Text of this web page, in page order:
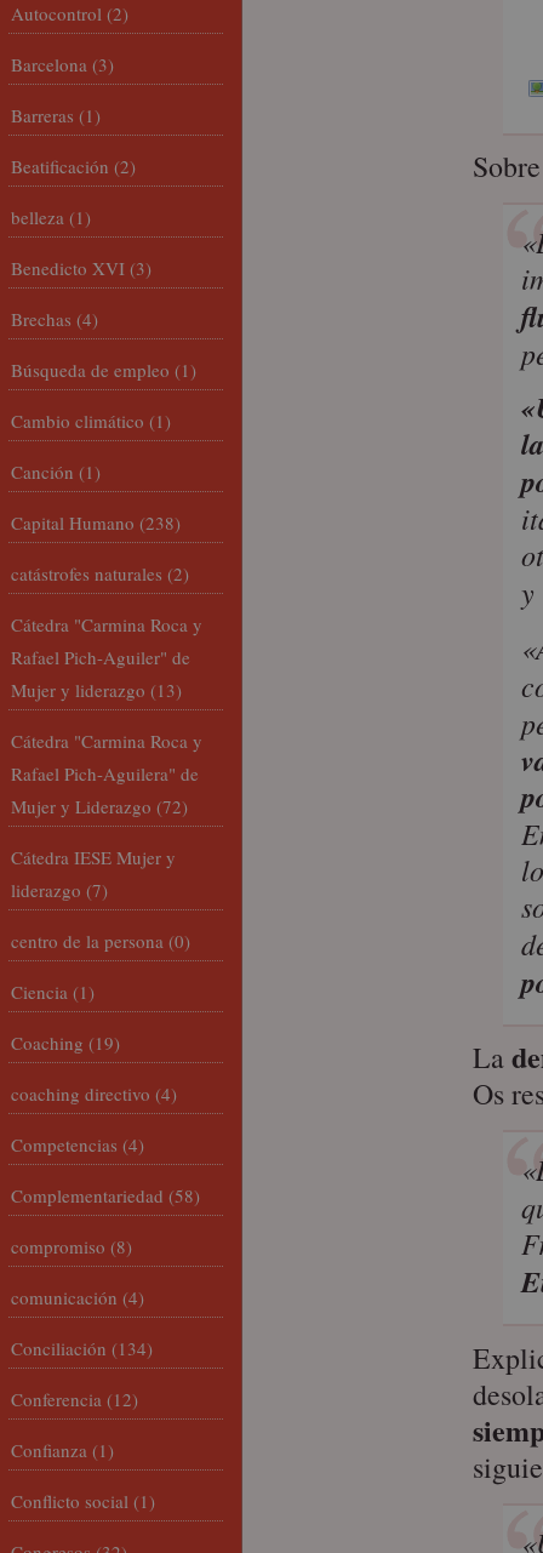
La
Os
Autocontrol (2)
Barcelona (3)
Barreras (1)
Beatificación (2)
belleza (1)
Benedicto XVI (3)
Brechas (4)
Búsqueda de empleo (1)
Cambio climático (1)
Canción (1)
Capital Humano (238)
catástrofes naturales (2)
Cátedra "Carmina Roca y
Rafael Pich-Aguiler" de
Mujer y liderazgo (13)
Cátedra "Carmina Roca y
Rafael Pich-Aguilera" de
Mujer y Liderazgo (72)
Cátedra IESE Mujer y
liderazgo (7)
centro de la persona (0)
Ciencia (1)
Coaching (19)
coaching directivo (4)
Competencias (4)
Complementariedad (58)
compromiso (8)
comunicación (4)
Conciliación (134)
Conferencia (12)
Confianza (1)
Conflicto social (1)